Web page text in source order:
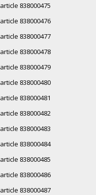
article 838000475
article 838000476
article 838000477
article 838000478
article 838000479
article 838000480
article 838000481
article 838000482
article 838000483
article 838000484
article 838000485
article 838000486
article 838000487